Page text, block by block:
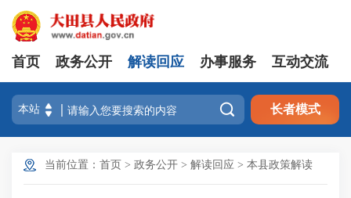
首页 政务公开 解读回应 办事服务 互动交流
 长者模式
当前位置： 首页 > 政务公开 > 解读回应 > 本县政策解读